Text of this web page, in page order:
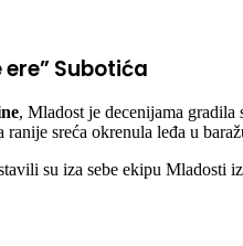
ere” Subotića
, Mladost je decenijama
sreća okrenula leđa u
su iza sebe ekipu Mladosti